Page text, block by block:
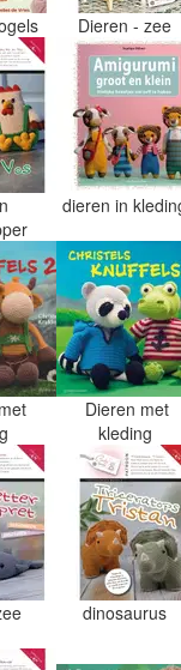
Dieren - zee
dieren in
Dieren met
kleding
dinosaurus